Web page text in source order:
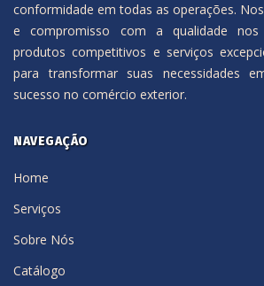
conformidade em todas as operações.
e compromisso com a qualidade nos
produtos competitivos e serviços
para transformar suas necessidades
sucesso no comércio exterior.
NAVEGAÇÃO
Home
Serviços
Sobre Nós
Catálogo